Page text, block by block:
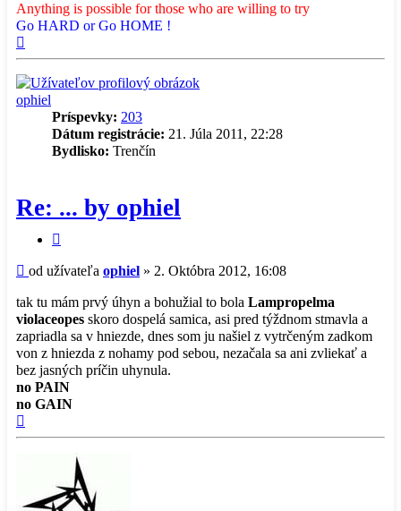
Anything is possible for those who are willing to try
Go HARD or Go HOME !
ophiel
Príspevky: 203
Dátum registrácie: 21. Júla 2011, 22:28
Bydlisko: Trenčín
Re: ... by ophiel
Príspevok
od užívateľa ophiel » 2. Októbra 2012, 16:08
tak tu mám prvý úhyn a bohužial to bola Lampropelma
violaceopes skoro dospelá samica, asi pred týždnom stmavla a
zapriadla sa v hniezde, dnes som ju našiel z vytrčeným zadkom
von z hniezda z nohamy pod sebou, nezačala sa ani zvliekať a
bez jasných príčin uhynula.
no PAIN
no GAIN